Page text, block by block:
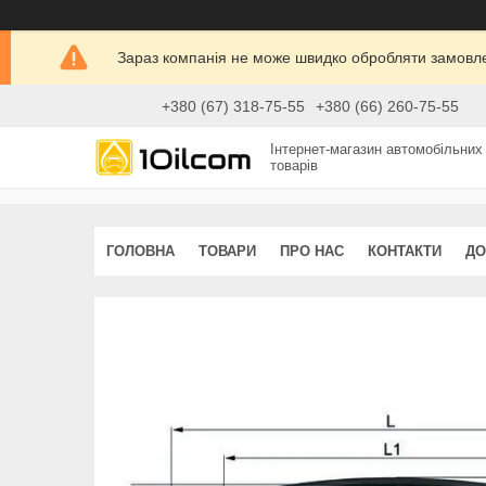
Зараз компанія не може швидко обробляти
+380 (67) 318-75-55 +380 (66) 260-75-55
Інтернет-магазин автомобільних
товарів
ГОЛОВНА ТОВАРИ ПРО НАС КОНТАКТИ